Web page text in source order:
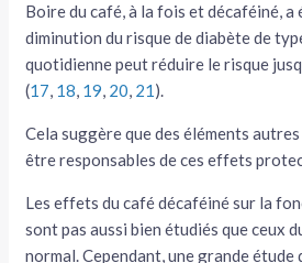
Boire du café, à la fois et décaféiné, a
diminution du risque de diabète de
quotidienne peut réduire le risque
(17, 18, 19, 20, 21).
Cela suggère que des éléments
être responsables de ces effets
Les effets du café décaféiné sur la
sont pas aussi bien étudiés que ceux
normal. Cependant, une grande étude